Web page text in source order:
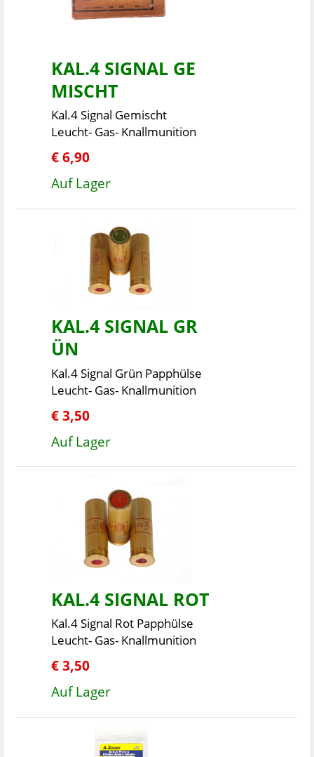
KAL.4 SIGNAL GE
MISCHT
Kal.4 Signal Gemischt
Leucht- Gas- Knallmunition
€ 6,90
Auf Lager
KAL.4 SIGNAL GR
ÜN
Kal.4 Signal Grün Papphülse
Leucht- Gas- Knallmunition
€ 3,50
Auf Lager
KAL.4 SIGNAL ROT
Kal.4 Signal Rot Papphülse
Leucht- Gas- Knallmunition
€ 3,50
Auf Lager